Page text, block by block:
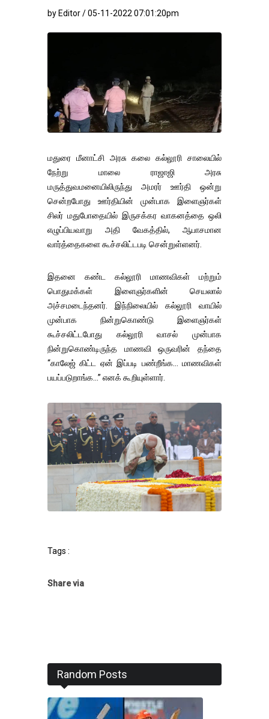
by Editor / 05-11-2022 07:01:20pm
மதுரை மீனாட்சி அரசு கலை கல்லூரி சாலையில்
நேற்று மாலை ராஜாஜி அரசு
மருத்துவமனையிலிருந்து அமரர் ஊர்தி ஒன்று
சென்றபோது ஊர்தியின் முன்பாக இளைஞர்கள்
சிலர் மதுபோதையில் இருசக்கர வாகனத்தை ஒலி
எழுப்பியவாறு அதி வேகத்தில், ஆபாசமான
வார்த்தைகளை கூச்சலிட்டபடி சென்றுள்ளனர்.
இதனை கண்ட கல்லூரி மாணவிகள் மற்றும்
பொதுமக்கள் இளைஞர்களின் செயலால்
அச்சமடைந்தனர். இந்நிலையில் கல்லூரி வாயில்
முன்பாக நின்றுகொண்டு இளைஞர்கள்
கூச்சலிட்டபோது கல்லூரி வாசல் முன்பாக
நின்றுகொண்டிருந்த மாணவி ஒருவரின் தந்தை
“காலேஜ் கிட்ட ஏன் இப்படி பண்றீங்க… மாணவிகள்
பயப்படுறாங்க…” எனக் கூறியுள்ளார்.
Tags :
Share via
Random Posts